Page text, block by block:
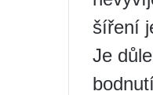
šíření
Je